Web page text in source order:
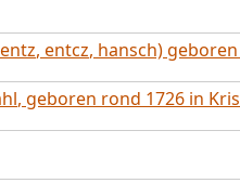
entcz, hansch)
geboren rond 1726 in